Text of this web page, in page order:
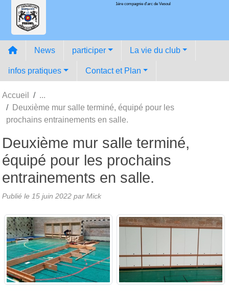
1ére compagnie d'arc de Vesoul
News participer La vie du club
infos pratiques Contact et Plan
Accueil
Deuxième mur salle terminé, équipé pour les
prochains entrainements en salle.
Deuxième mur salle terminé,
équipé pour les prochains
entrainements en salle.
Publié le 15 juin 2022 par Mick
Panneau de gestion des cookies